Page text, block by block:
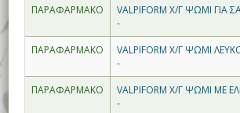
ΠΑΡΑΦΑΡΜΑΚΟ
VALPIFORM Χ/Γ ΨΩΜΙ ΓΙΑ
-
ΠΑΡΑΦΑΡΜΑΚΟ
VALPIFORM Χ/Γ ΨΩΜΙ
-
ΠΑΡΑΦΑΡΜΑΚΟ
VALPIFORM Χ/Γ ΨΩΜΙ ΜΕ
-